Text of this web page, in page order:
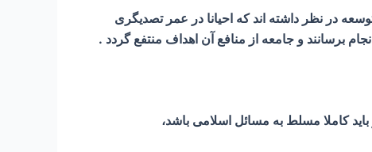
در نظر داشته اند که احیانا در عمر تصدیگری
برسانند و جامعه از منافع آن اهداف منتفع گردد .